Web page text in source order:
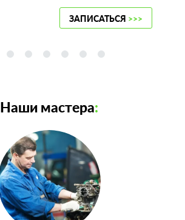
ЗАПИСАТЬСЯ >>>
Наши мастера: